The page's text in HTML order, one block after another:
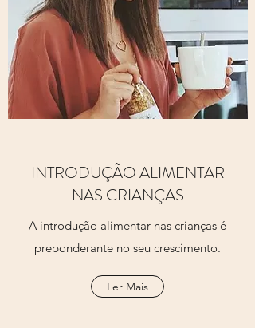
INTRODUÇÃO ALIMENTAR
NAS CRIANÇAS
A introdução alimentar nas crianças é
preponderante no seu crescimento.
Ler Mais